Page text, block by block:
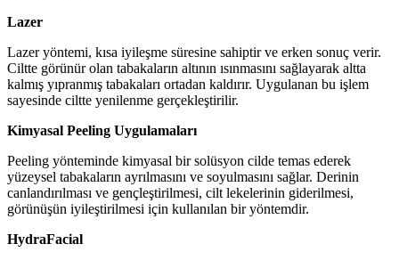
Lazer
Lazer yöntemi, kısa iyileşme süresine sahiptir ve erken sonuç verir.
Ciltte görünür olan tabakaların altının ısınmasını sağlayarak altta
kalmış yıpranmış tabakaları ortadan kaldırır. Uygulanan bu işlem
sayesinde ciltte yenilenme gerçekleştirilir.
Kimyasal Peeling Uygulamaları
Peeling yönteminde kimyasal bir solüsyon cilde temas ederek
yüzeysel tabakaların ayrılmasını ve soyulmasını sağlar. Derinin
canlandırılması ve gençleştirilmesi, cilt lekelerinin giderilmesi,
görünüşün iyileştirilmesi için kullanılan bir yöntemdir.
HydraFacial